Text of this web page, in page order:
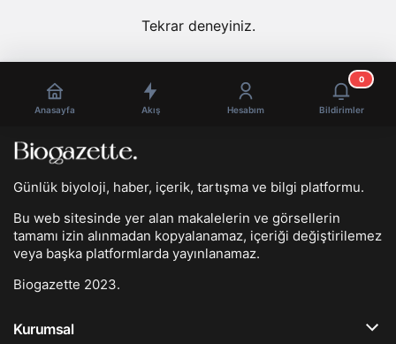
Tekrar deneyiniz.
Anasayfa Akış Hesabım Bildirimler
0
Günlük biyoloji, haber, içerik, tartışma ve bilgi platformu.
Bu web sitesinde yer alan makalelerin ve görsellerin
tamamı izin alınmadan kopyalanamaz, içeriği değiştirilemez
veya başka platformlarda yayınlanamaz.
Biogazette 2023.
Kurumsal